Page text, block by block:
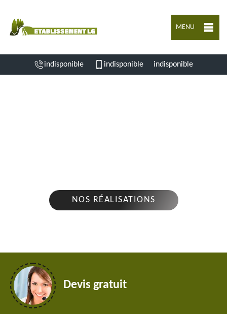
MENU
indisponible indisponible indisponible
NOS RÉALISATIONS
Devis gratuit